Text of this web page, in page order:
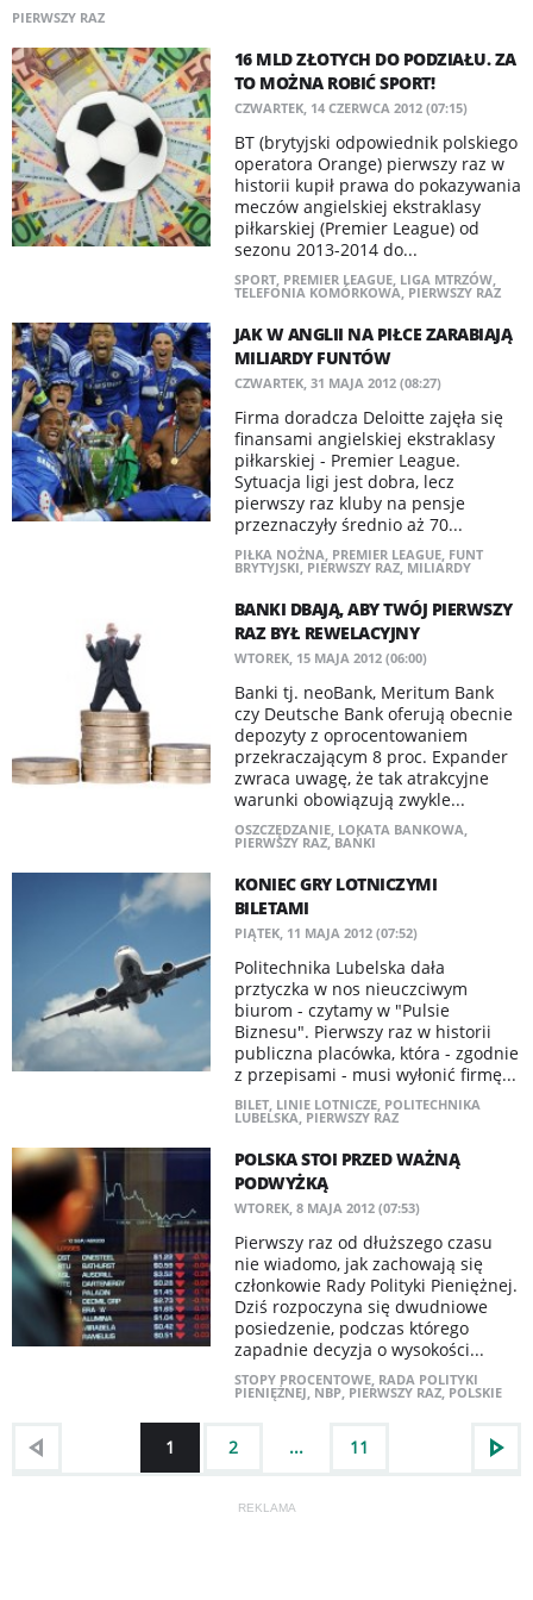
PIERWSZY RAZ
16 MLD ZŁOTYCH DO PODZIAŁU. ZA
TO MOŻNA ROBIĆ SPORT!
CZWARTEK, 14 CZERWCA 2012 (07:15)
BT (brytyjski odpowiednik polskiego
operatora Orange) pierwszy raz w
historii kupił prawa do pokazywania
meczów angielskiej ekstraklasy
piłkarskiej (Premier League) od
sezonu 2013-2014 do...
SPORT, PREMIER LEAGUE, LIGA MTRZÓW,
TELEFONIA KOMÓRKOWA, PIERWSZY RAZ
JAK W ANGLII NA PIŁCE ZARABIAJĄ
MILIARDY FUNTÓW
CZWARTEK, 31 MAJA 2012 (08:27)
Firma doradcza Deloitte zajęła się
finansami angielskiej ekstraklasy
piłkarskiej - Premier League.
Sytuacja ligi jest dobra, lecz
pierwszy raz kluby na pensje
przeznaczyły średnio aż 70...
PIŁKA NOŻNA, PREMIER LEAGUE, FUNT
BRYTYJSKI, PIERWSZY RAZ, MILIARDY
BANKI DBAJĄ, ABY TWÓJ PIERWSZY
RAZ BYŁ REWELACYJNY
WTOREK, 15 MAJA 2012 (06:00)
Banki tj. neoBank, Meritum Bank
czy Deutsche Bank oferują obecnie
depozyty z oprocentowaniem
przekraczającym 8 proc. Expander
zwraca uwagę, że tak atrakcyjne
warunki obowiązują zwykle...
OSZCZĘDZANIE, LOKATA BANKOWA,
PIERWSZY RAZ,BAŃKI
KONIEC GRY LOTNICZYMI
BILETAMI
PIĄTEK, 11 MAJA 2012 (07:52)
Politechnika Lubelska dała
prztyczka w nos nieuczciwym
biurom - czytamy w "Pulsie
Biznesu". Pierwszy raz w historii
publiczna placówka, która - zgodnie
z przepisami - musi wyłonić firmę...
BILET, LINIE LOTNICZE, POLITECHNIKA
LUBELSKA, PIERWSZY RAZ
POLSKA STOI PRZED WAŻNĄ
PODWYŻKĄ
WTOREK, 8 MAJA 2012 (07:53)
Pierwszy raz od dłuższego czasu
nie wiadomo, jak zachowają się
członkowie Rady Polityki Pieniężnej.
Dziś rozpoczyna się dwudniowe
posiedzenie, podczas którego
zapadnie decyzja o wysokości...
STOPY PROCENTOWE, RADA POLITYKI
PIENIĘŻNEJ, NBP, PIERWSZY RAZ, POLSKIE
1 2 ... 11
REKLAMA